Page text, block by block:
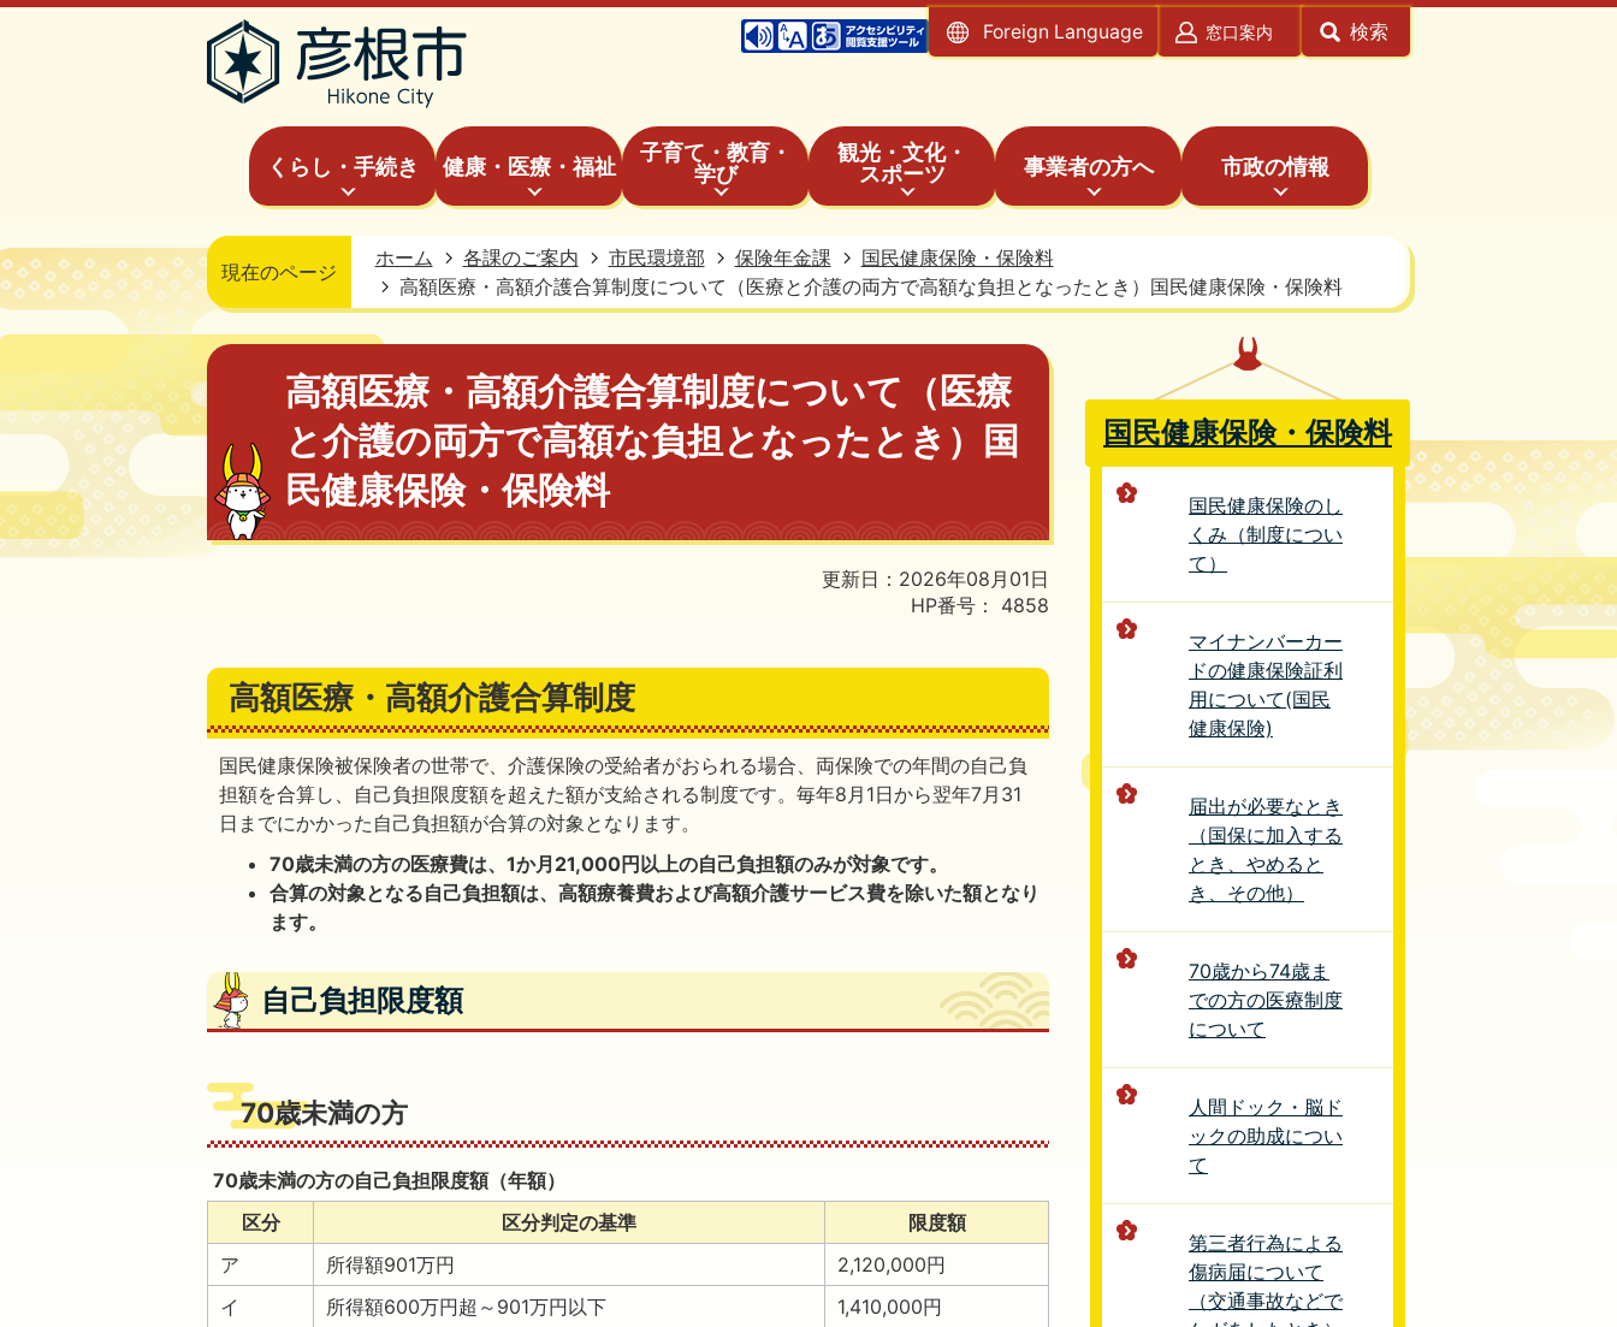
Foreign Language 窓口案内 検索
くらし・手続き 健康・医療・福祉
子育て・教育・
学び
観光・文化・
スポーツ
事業者の方へ 市政の情報
現在のページ
ホーム 各課のご案内 市民環境部 保険年金課
国民健康保険・保険料
高額医療・高額介護合算制度について（医療と介護の両方で高額な負担となったとき）国民健康保険・保険料
高額医療・高額介護合算制度について（医療
と介護の両方で高額な負担となったとき）国
民健康保険・保険料
更新日：2026年08月01日
HP番号：
4858
高額医療・高額介護合算制度
国民健康保険被保険者の世帯で、介護保険の受給者がおられる場合、両保険での年間の自己負
担額を合算し、自己負担限度額を超えた額が支給される制度です。毎年8月1日から翌年7月31
日までにかかった自己負担額が合算の対象となります。
70歳未満の方の医療費は、1か月21,000円以上の自己負担額のみが対象です。
合算の対象となる自己負担額は、高額療養費および高額介護サービス費を除いた額となり
ます。
自己負担限度額
70歳未満の方
70歳未満の方の自己負担限度額（年額）
区分
区分判定の基準
限度額
ア
所得額901万円
2,120,000円
イ
所得額600万円超～901万円以下
1,410,000円
国民健康保険・保険料
国民健康保険のし
くみ（制度につい
て）
マイナンバーカー
ドの健康保険証利
用について(国民
健康保険)
届出が必要なとき
（国保に加入する
とき、やめると
き、その他）
70歳から74歳ま
での方の医療制度
について
人間ドック・脳ド
ックの助成につい
て
第三者行為による
傷病届について
（交通事故などで